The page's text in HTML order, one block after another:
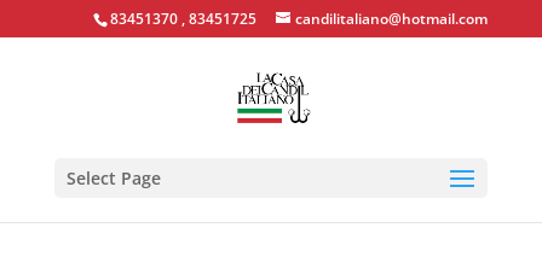
83451370 , 83451725 candilitaliano@hotmail.com
Select Page